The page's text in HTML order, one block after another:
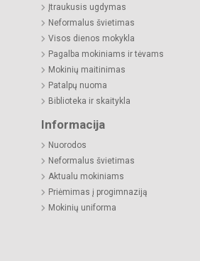
Įtraukusis ugdymas
Neformalus švietimas
Visos dienos mokykla
Pagalba mokiniams ir tėvams
Mokinių maitinimas
Patalpų nuoma
Biblioteka ir skaitykla
Informacija
Nuorodos
Neformalus švietimas
Aktualu mokiniams
Priėmimas į progimnaziją
Mokinių uniforma